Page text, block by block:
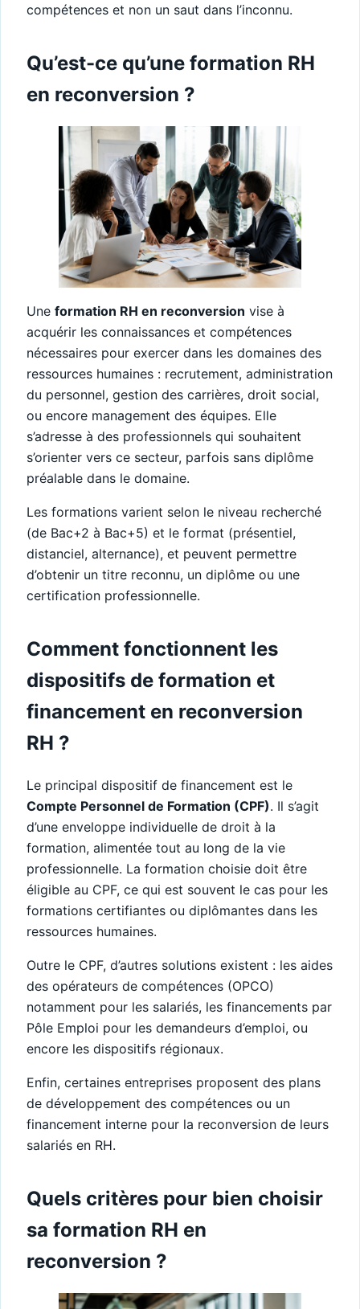
compétences et non un saut dans l’inconnu.
Qu’est-ce qu’une formation RH
en reconversion ?
Une formation RH en reconversion vise à
acquérir les connaissances et compétences
nécessaires pour exercer dans les domaines des
ressources humaines : recrutement, administration
du personnel, gestion des carrières, droit social,
ou encore management des équipes. Elle
s’adresse à des professionnels qui souhaitent
s’orienter vers ce secteur, parfois sans diplôme
préalable dans le domaine.
Les formations varient selon le niveau recherché
(de Bac+2 à Bac+5) et le format (présentiel,
distanciel, alternance), et peuvent permettre
d’obtenir un titre reconnu, un diplôme ou une
certification professionnelle.
Comment fonctionnent les
dispositifs de formation et
financement en reconversion
RH ?
Le principal dispositif de financement est le
Compte Personnel de Formation (CPF). Il s’agit
d’une enveloppe individuelle de droit à la
formation, alimentée tout au long de la vie
professionnelle. La formation choisie doit être
éligible au CPF, ce qui est souvent le cas pour les
formations certifiantes ou diplômantes dans les
ressources humaines.
Outre le CPF, d’autres solutions existent : les aides
des opérateurs de compétences (OPCO)
notamment pour les salariés, les financements par
Pôle Emploi pour les demandeurs d’emploi, ou
encore les dispositifs régionaux.
Enfin, certaines entreprises proposent des plans
de développement des compétences ou un
financement interne pour la reconversion de leurs
salariés en RH.
Quels critères pour bien choisir
sa formation RH en
reconversion ?